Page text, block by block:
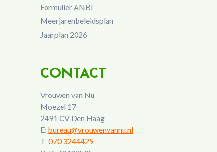
Formulier ANBI
Meerjarenbeleidsplan
Jaarplan 2026
CONTACT
Vrouwen van Nu
Moezel 17
2491 CV Den Haag
E: bureau@vrouwenvannu.nl
T: 070 3244429